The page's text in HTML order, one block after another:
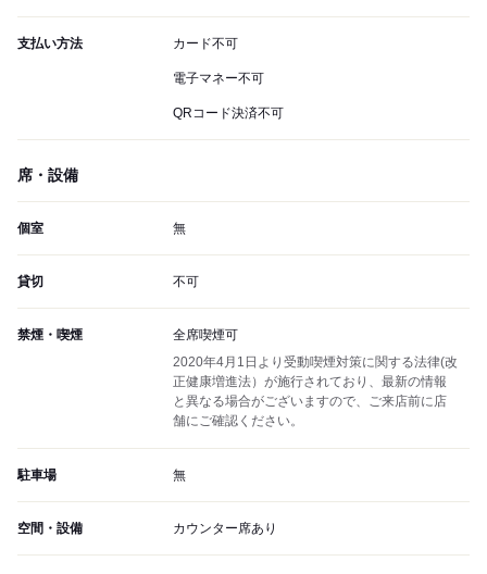
支払い方法 カード不可
電子マネー不可
QRコード決済不可
席・設備
個室 無
貸切 不可
禁煙・喫煙
全席喫煙可
2020年4月1日より受動喫煙対策に関する法律(改
正健康増進法）が施行されており、最新の情報
と異なる場合がございますので、ご来店前に店
舗にご確認ください。
駐車場 無
空間・設備 カウンター席あり